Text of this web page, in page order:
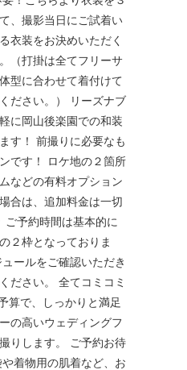
、撮影当日にご試着い
衣装をお決めいただく
（打掛は全てフリーサ
型に合わせて着付けて
ださい。） リーズナブ
に岡山後楽園での和装
す！ 前撮りに必要なも
です！ ロケ地の２箇所
などの有料オプション
合は、追加料金は一切
ご予約時間は基本的に
２枠となっておりま
ールをご確認いただき
ださい。 全てコミコミ
算で、しっかりと満足
の高いウェディングフ
りします。 ご予約お待
着物用の肌着など、お